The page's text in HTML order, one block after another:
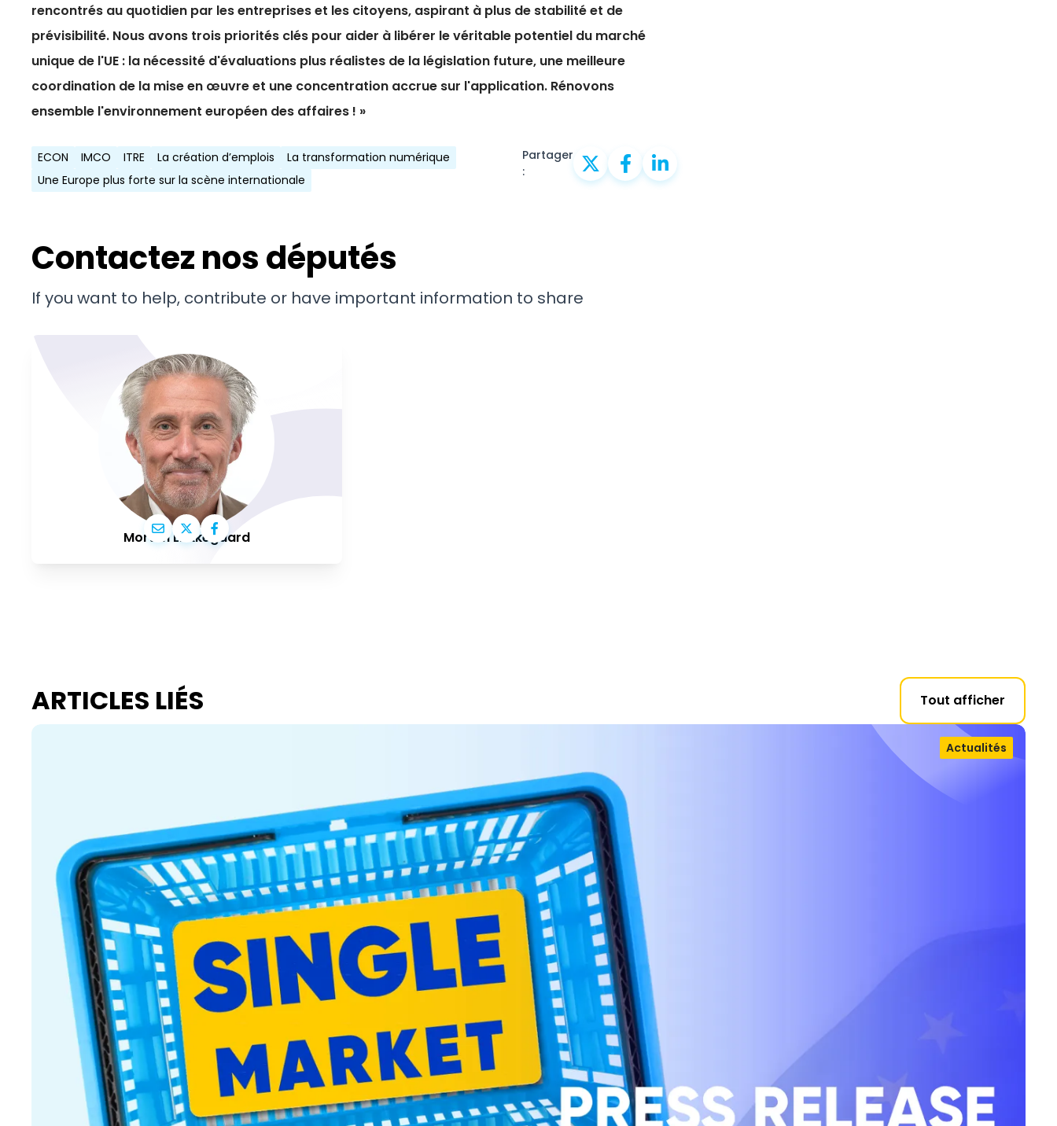
rencontrés au quotidien par les entreprises et les citoyens, aspirant à plus de stabilité et de
prévisibilité. Nous avons trois priorités clés pour aider à libérer le véritable potentiel du marché
unique de l'UE : la nécessité d'évaluations plus réalistes de la législation future, une meilleure
coordination de la mise en œuvre et une concentration accrue sur l'application. Rénovons
ensemble l'environnement européen des affaires ! »
ECON IMCO ITRE La création d’emplois
La transformation numérique
Une Europe plus forte sur la scène internationale
Partager
:
Contactez nos députés
If you want to help, contribute or have important information to share
Morten Løkkegaard
ARTICLES LIÉS Tout afficher
Actualités